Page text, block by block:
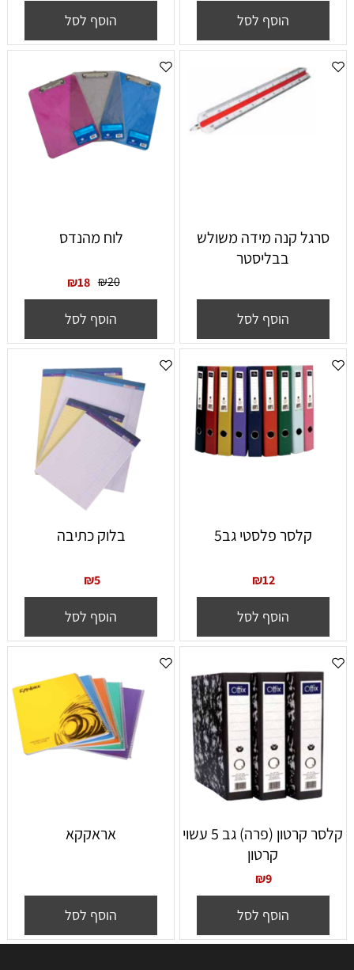
הוסף לסל הוסף לסל
סרגל קנה מידה משולש
בבליסטר
הוסף לסל
לוח מהנדס
₪20
₪18
הוסף לסל
קלסר פלסטי גב5
₪12
הוסף לסל
בלוק כתיבה
₪5
הוסף לסל
קלסר קרטון (פרה) גב 5 עשוי
קרטון
₪9
הוסף לסל
אראקקא
הוסף לסל